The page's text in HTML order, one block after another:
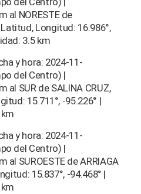
al NORESTE de
Latitud, Longitud: 16.986°,
3.5 km
y hora: 2024-11-
del Centro) |
al SUR de SALINA CRUZ,
15.711°, -95.226° |
y hora: 2024-11-
del Centro) |
al SUROESTE de ARRIAGA
15.837°, -94.468° |